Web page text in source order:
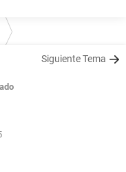
Siguiente Tema